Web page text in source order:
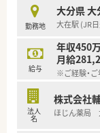
らメリハリ
■残業は月
や趣味との
【こんな取
■専門書を
業務での疑
を超えた啓
■ヒヤリハ
勤務地
大分県 大
大在駅 (JR
給与
年収450
月給
※ご経験・
法人
名
株式会社
ほじん薬局